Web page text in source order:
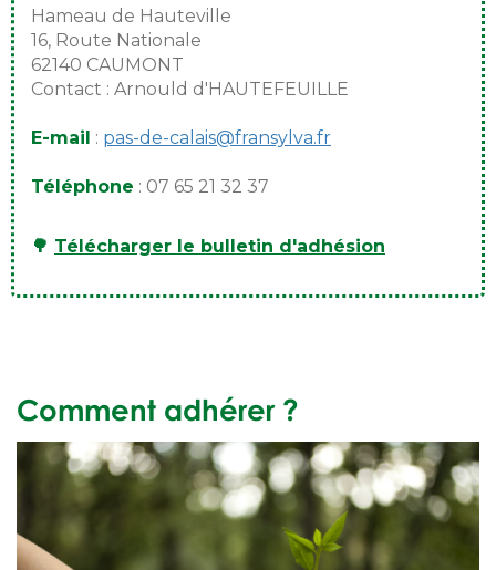
Hameau de Hauteville
16, Route Nationale
62140 CAUMONT
Contact : Arnould d'HAUTEFEUILLE
E-mail : pas-de-calais@fransylva.fr
Téléphone : 07 65 21 32 37
🌳 Télécharger le bulletin d'adhésion
Comment adhérer ?